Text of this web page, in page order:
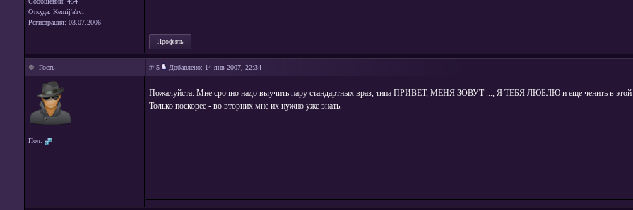
Откуда: Kemij'a'rvi
Регистрация: 03.07.2006
Профиль
Гость
Пол:
#45 Добавлено: 14 янв 2007, 22:34
Пожалуйста. Мне срочно надо выучить пару стандартных враз, типа ПРИВЕТ, МЕНЯ ЗОВУТ ..., Я ТЕБЯ ЛЮБЛЮ и еще ченить в этой
Только поскорее - во вторних мне их нужно уже знать.